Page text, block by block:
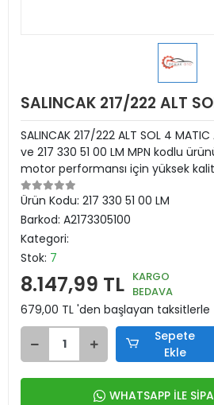
SALINCAK 217/222 ALT
SALINCAK 217/222 ALT SOL 4
ve 217 330 51 00 LM MPN kodlu
motor performansı için yüksek
Ürün Kodu: 217 330 51 00 LM
Barkod: A2173305100
Kategori:
Stok: 7
8.147,99 TL KARGO
BEDAVA
679,00 TL 'den başlayan taksitlerle
Sepete
Ekle
WHATSAPP İLE